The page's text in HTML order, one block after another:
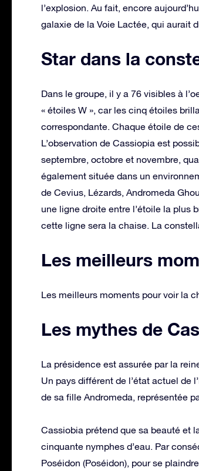
l’explosion. Au fait, encore
galaxie de la Voie Lactée, qui aurait
Star dans la
Dans le groupe, il y a 76 visibles à
« étoiles W », car les cinq étoiles
correspondante. Chaque étoile de
L’observation de Cassiopia est
septembre, octobre et novembre,
également située dans un
de Cevius, Lézards, Andromeda
une ligne droite entre l’étoile la plus
cette ligne sera la chaise. La
Les meilleurs
Les meilleurs moments pour voir la
Les mythes de
La présidence est assurée par la
Un pays différent de l’état actuel de
de sa fille Andromeda, représentée
Cassiobia prétend que sa beauté et
cinquante nymphes d’eau. Par
Poséidon (Poséidon), pour se